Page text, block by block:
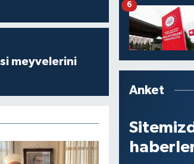
meyvelerini
6
Anket